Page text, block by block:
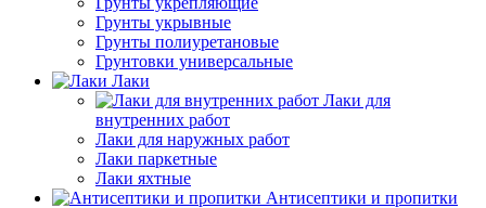
Грунты укрывные
Грунты полиуретановые
Грунтовки универсальные
Лаки
Лаки для
внутренних работ
Лаки для наружных работ
Лаки паркетные
Лаки яхтные
Антисептики и пропитки